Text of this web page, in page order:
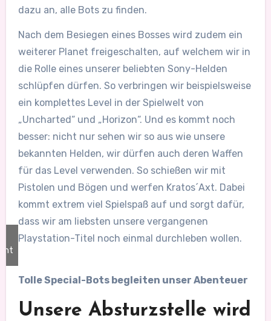
dazu an, alle Bots zu finden.
Nach dem Besiegen eines Bosses wird zudem ein
weiterer Planet freigeschalten, auf welchem wir in
die Rolle eines unserer beliebten Sony-Helden
schlüpfen dürfen. So verbringen wir beispielsweise
ein komplettes Level in der Spielwelt von
„Uncharted“ und „Horizon“. Und es kommt noch
besser: nicht nur sehen wir so aus wie unsere
bekannten Helden, wir dürfen auch deren Waffen
für das Level verwenden. So schießen wir mit
Pistolen und Bögen und werfen Kratos´Axt. Dabei
kommt extrem viel Spielspaß auf und sorgt dafür,
dass wir am liebsten unsere vergangenen
Playstation-Titel noch einmal durchleben wollen.
Tolle Special-Bots begleiten unser Abenteuer
Unsere Absturzstelle wird